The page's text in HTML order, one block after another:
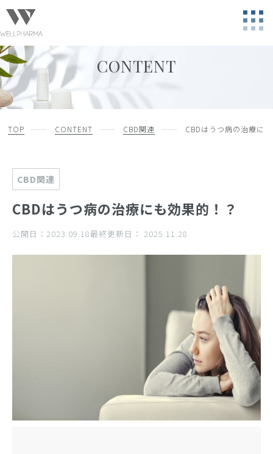
CONTENT
TOP CONTENT CBD関連 CBDはうつ病の治療に
CBD関連
CBDはうつ病の治療にも効果的！？
公開日： 2023.09.18最終更新日： 2025.11.28